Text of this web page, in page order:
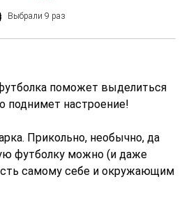
Выбрали 9 раз
поможет выделиться
поднимет настроение!
Прикольно, необычно, да
футболку можно (и даже
самому себе и окружающим